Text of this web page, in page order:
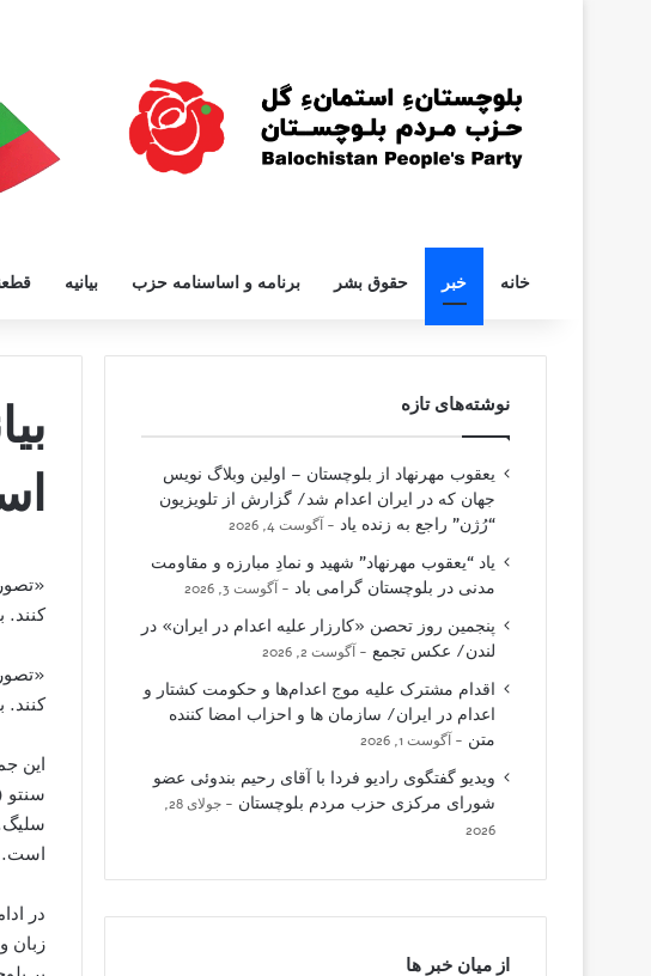
خانه خبر حقوق بشر برنامه و اساسنامه حزب بیانیه
کنند.
کنند.
اين
سنتو
است.
در
زبان
نوشته‌های تازه
یعقوب مهرنهاد از بلوچستان – اولین وبلاگ نویس
جهان که در ایران اعدام شد/ گزارش از تلویزیون
“رُژن” راجع به زنده یاد
آگوست 4, 2026
یاد “یعقوب مهرنهاد” شهید و نمادِ مبارزه و مقاومت
مدنی در بلوچستان گرامی باد
آگوست 3, 2026
پنجمین روز تحصن «کارزار علیه اعدام در ایران» در
لندن/ عکس تجمع
آگوست 2, 2026
اقدام مشترک علیه موج اعدام‌ها و حکومت کشتار و
اعدام در ایران/ سازمان ها و احزاب امضا کننده
متن
آگوست 1, 2026
ویدیو گفتگوی رادیو فردا با آقای رحیم بندوئی عضو
شورای مرکزی حزب مردم بلوچستان
جولای 28,
2026
از میان خبر ها